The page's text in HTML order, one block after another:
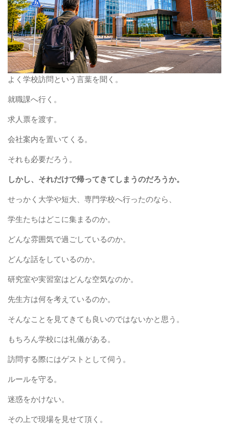
よく学校訪問という言葉を聞く。
就職課へ行く。
求人票を渡す。
会社案内を置いてくる。
それも必要だろう。
しかし、それだけで帰ってきてしまうのだろうか。
せっかく大学や短大、専門学校へ行ったのなら、
学生たちはどこに集まるのか。
どんな雰囲気で過ごしているのか。
どんな話をしているのか。
研究室や実習室はどんな空気なのか。
先生方は何を考えているのか。
そんなことを見てきても良いのではないかと思う。
もちろん学校には礼儀がある。
訪問する際にはゲストとして伺う。
ルールを守る。
迷惑をかけない。
その上で現場を見せて頂く。